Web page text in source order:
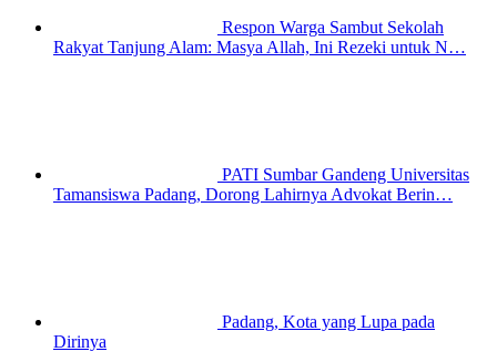
Respon Warga Sambut Sekolah
Rakyat Tanjung Alam: Masya Allah, Ini Rezeki untuk N…
PATI Sumbar Gandeng Universitas
Tamansiswa Padang, Dorong Lahirnya Advokat Berin…
Padang, Kota yang Lupa pada
Dirinya